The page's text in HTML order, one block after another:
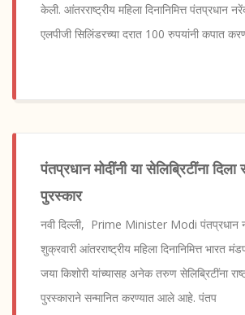
केली. आंतरराष्ट्रीय महिला दिनानिमित्त पंतप्रधान
एलपीजी सिलिंडरच्या दरात 100 रुपयांनी कपात
पंतप्रधान मोदींनी या सेलिब्रिटींना दिला
पुरस्कार
नवी दिल्ली, Prime Minister Modi पंतप्रधान
शुक्रवारी आंतरराष्ट्रीय महिला दिनानिमित्त भारत
जया किशोरी यांच्यासह अनेक तरुण सेलिब्रिटींना
पुरस्काराने सन्मानित करण्यात आले आहे. पंतप